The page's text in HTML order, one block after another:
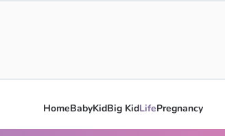
HomeBabyKidBig KidLifePregnancy